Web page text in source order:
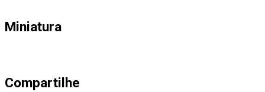
Miniatura
Compartilhe